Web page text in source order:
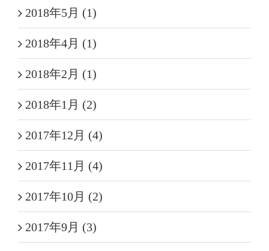
2018年5月 (1)
2018年4月 (1)
2018年2月 (1)
2018年1月 (2)
2017年12月 (4)
2017年11月 (4)
2017年10月 (2)
2017年9月 (3)